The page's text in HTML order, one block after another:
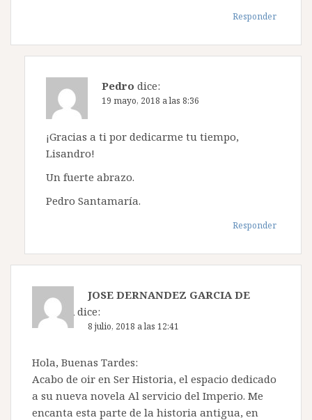
Responder
Pedro dice:
19 mayo, 2018 a las 8:36
¡Gracias a ti por dedicarme tu tiempo,
Lisandro!
Un fuerte abrazo.
Pedro Santamaría.
Responder
JOSE DERNANDEZ GARCIA DE
TEJADA dice:
8 julio, 2018 a las 12:41
Hola, Buenas Tardes:
Acabo de oir en Ser Historia, el espacio dedicado
a su nueva novela Al servicio del Imperio. Me
encanta esta parte de la historia antigua, en